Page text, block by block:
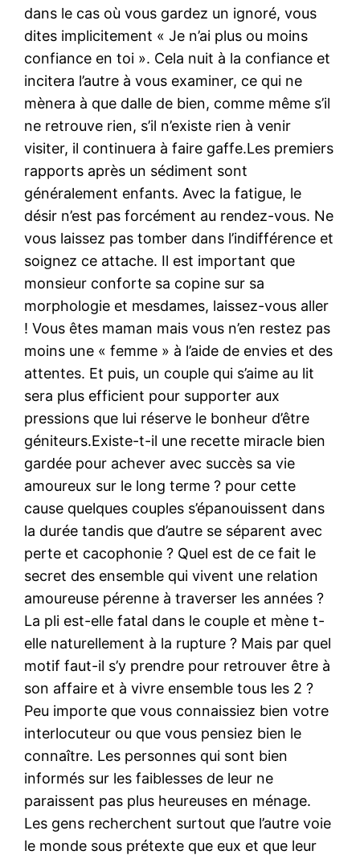
dans le cas où vous gardez un ignoré, vous
dites implicitement « Je n’ai plus ou moins
confiance en toi ». Cela nuit à la confiance et
incitera l’autre à vous examiner, ce qui ne
mènera à que dalle de bien, comme même s’il
ne retrouve rien, s’il n’existe rien à venir
visiter, il continuera à faire gaffe.Les premiers
rapports après un sédiment sont
généralement enfants. Avec la fatigue, le
désir n’est pas forcément au rendez-vous. Ne
vous laissez pas tomber dans l’indifférence et
soignez ce attache. Il est important que
monsieur conforte sa copine sur sa
morphologie et mesdames, laissez-vous aller
! Vous êtes maman mais vous n’en restez pas
moins une « femme » à l’aide de envies et des
attentes. Et puis, un couple qui s’aime au lit
sera plus efficient pour supporter aux
pressions que lui réserve le bonheur d’être
géniteurs.Existe-t-il une recette miracle bien
gardée pour achever avec succès sa vie
amoureux sur le long terme ? pour cette
cause quelques couples s’épanouissent dans
la durée tandis que d’autre se séparent avec
perte et cacophonie ? Quel est de ce fait le
secret des ensemble qui vivent une relation
amoureuse pérenne à traverser les années ?
La pli est-elle fatal dans le couple et mène t-
elle naturellement à la rupture ? Mais par quel
motif faut-il s’y prendre pour retrouver être à
son affaire et à vivre ensemble tous les 2 ?
Peu importe que vous connaissiez bien votre
interlocuteur ou que vous pensiez bien le
connaître. Les personnes qui sont bien
informés sur les faiblesses de leur ne
paraissent pas plus heureuses en ménage.
Les gens recherchent surtout que l’autre voie
le monde sous prétexte que eux et que leur